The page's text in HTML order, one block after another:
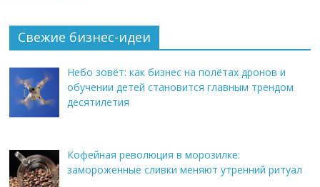
Свежие бизнес-идеи
Небо зовёт: как бизнес на полётах дронов и
обучении детей становится главным трендом
десятилетия
Кофейная революция в морозилке:
замороженные сливки меняют утренний ритуал